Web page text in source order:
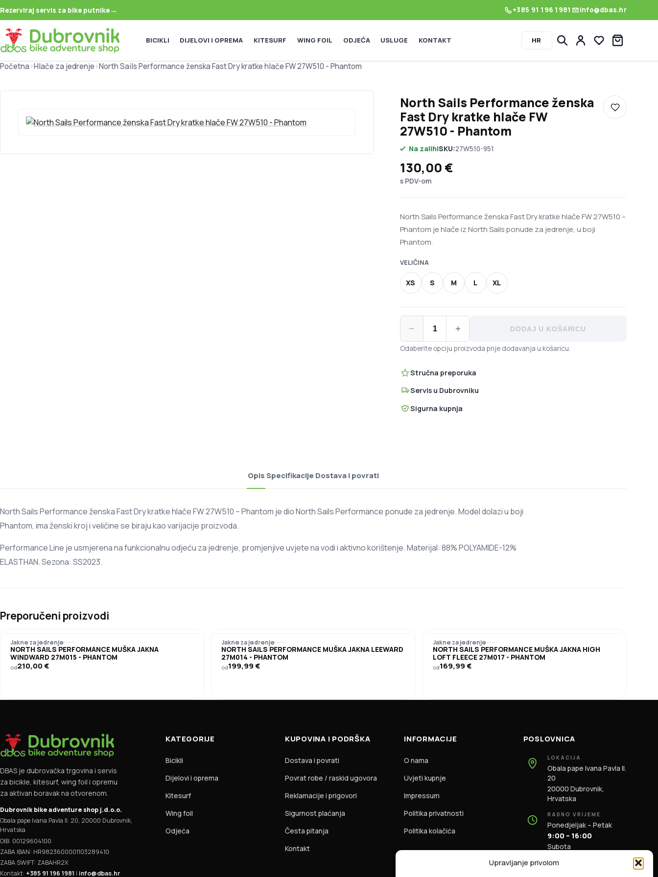
Upravljanje privolom
Rezerviraj servis za bike putnike→ +385 91 196 1981 info@dbas.hr
HR Lista želja
BICIKLI DIJELOVI I OPREMA KITESURF WING FOIL ODJEĆA USLUGE KONTAKT
Početna>Hlače za jedrenje>North Sails Performance ženska Fast Dry kratke hlače FW 27W510 - Phantom
North Sails Performance ženska
Fast Dry kratke hlače FW
27W510 - Phantom
Dodaj u
Na zalihiSKU:27W510-951
130,00 €
s PDV-om
North Sails Performance ženska Fast Dry kratke hlače FW 27W510 –
Phantom je hlače iz North Sails ponude za jedrenje, u boji
Phantom.
VELIČINA
XS S M L XL
− + DODAJ U KOŠARICU
Odaberite opciju proizvoda prije dodavanja u košaricu.
Stručna preporuka
Servis u Dubrovniku
Sigurna kupnja
OpisSpecifikacije Dostava i povrati
North Sails Performance ženska Fast Dry kratke hlače FW 27W510 – Phantom je dio North Sails Performance ponude za jedrenje. Model dolazi u boji
Phantom, ima ženski kroj i veličine se biraju kao varijacije proizvoda.
Performance Line je usmjerena na funkcionalnu odjeću za jedrenje, promjenjive uvjete na vodi i aktivno korištenje. Materijal: 88% POLYAMIDE-12%
ELASTHAN. Sezona: SS2023.
Preporučeni proizvodi
Jakne za jedrenje
NORTH SAILS PERFORMANCE MUŠKA JAKNA
WINDWARD 27M015 - PHANTOM
od210,00€
Jakne za jedrenje
NORTH SAILS PERFORMANCE MUŠKA JAKNA LEEWARD
27M014 - PHANTOM
od199,99€
Jakne za jedrenje
NORTH SAILS PERFORMANCE MUŠKA JAKNA HIGH
LOFT FLEECE 27M017 - PHANTOM
od169,99€
DBAS je dubrovačka trgovina i servis
za bicikle, kitesurf, wing foil i opremu
za aktivan boravak na otvorenom.
Dubrovnik bike adventure shop j.d.o.o.
Obala pape Ivana Pavla II. 20, 20000 Dubrovnik,
Hrvatska
OIB: 00129604100
ZABA IBAN: HR9823600001103289410
ZABA SWIFT: ZABAHR2X
Kontakt: +385 91 196 1981 | info@dbas.hr
KATEGORIJE
Bicikli
Dijelovi i oprema
Kitesurf
Wing foil
Odjeća
KUPOVINA I PODRŠKA
Dostava i povrati
Povrat robe / raskid ugovora
Reklamacije i prigovori
Sigurnost plaćanja
Česta pitanja
Kontakt
INFORMACIJE
O nama
Uvjeti kupnje
Impressum
Politika privatnosti
Politika kolačića
POSLOVNICA
LOKACIJA
Obala pape Ivana Pavla II.
20
20000 Dubrovnik,
Hrvatska
RADNO VRIJEME
Ponedjeljak – Petak
9:00 – 16:00
Subota